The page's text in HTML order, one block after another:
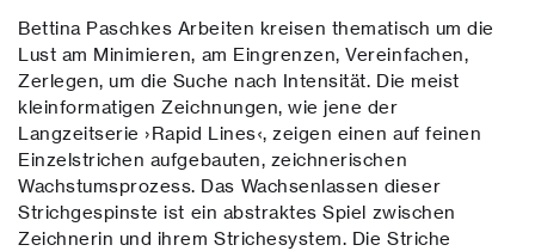
Bettina Paschkes Arbeiten kreisen thematisch um die
Lust am Minimieren, am Eingrenzen, Vereinfachen,
Zerlegen, um die Suche nach Intensität. Die meist
kleinformatigen Zeichnungen, wie jene der
Langzeitserie ›Rapid Lines‹, zeigen einen auf feinen
Einzelstrichen aufgebauten, zeichnerischen
Wachstumsprozess. Das Wachsenlassen dieser
Strichgespinste ist ein abstraktes Spiel zwischen
Zeichnerin und ihrem Strichesystem. Die Striche